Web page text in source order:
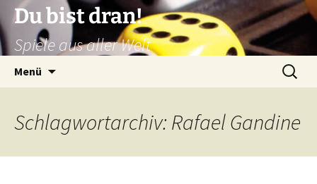
Zum
Inhalt
springen
Du bist dran!
Spiele aus aller Welt
Menü
Suchen
nach:
Schlagwortarchiv: Rafael Gandine